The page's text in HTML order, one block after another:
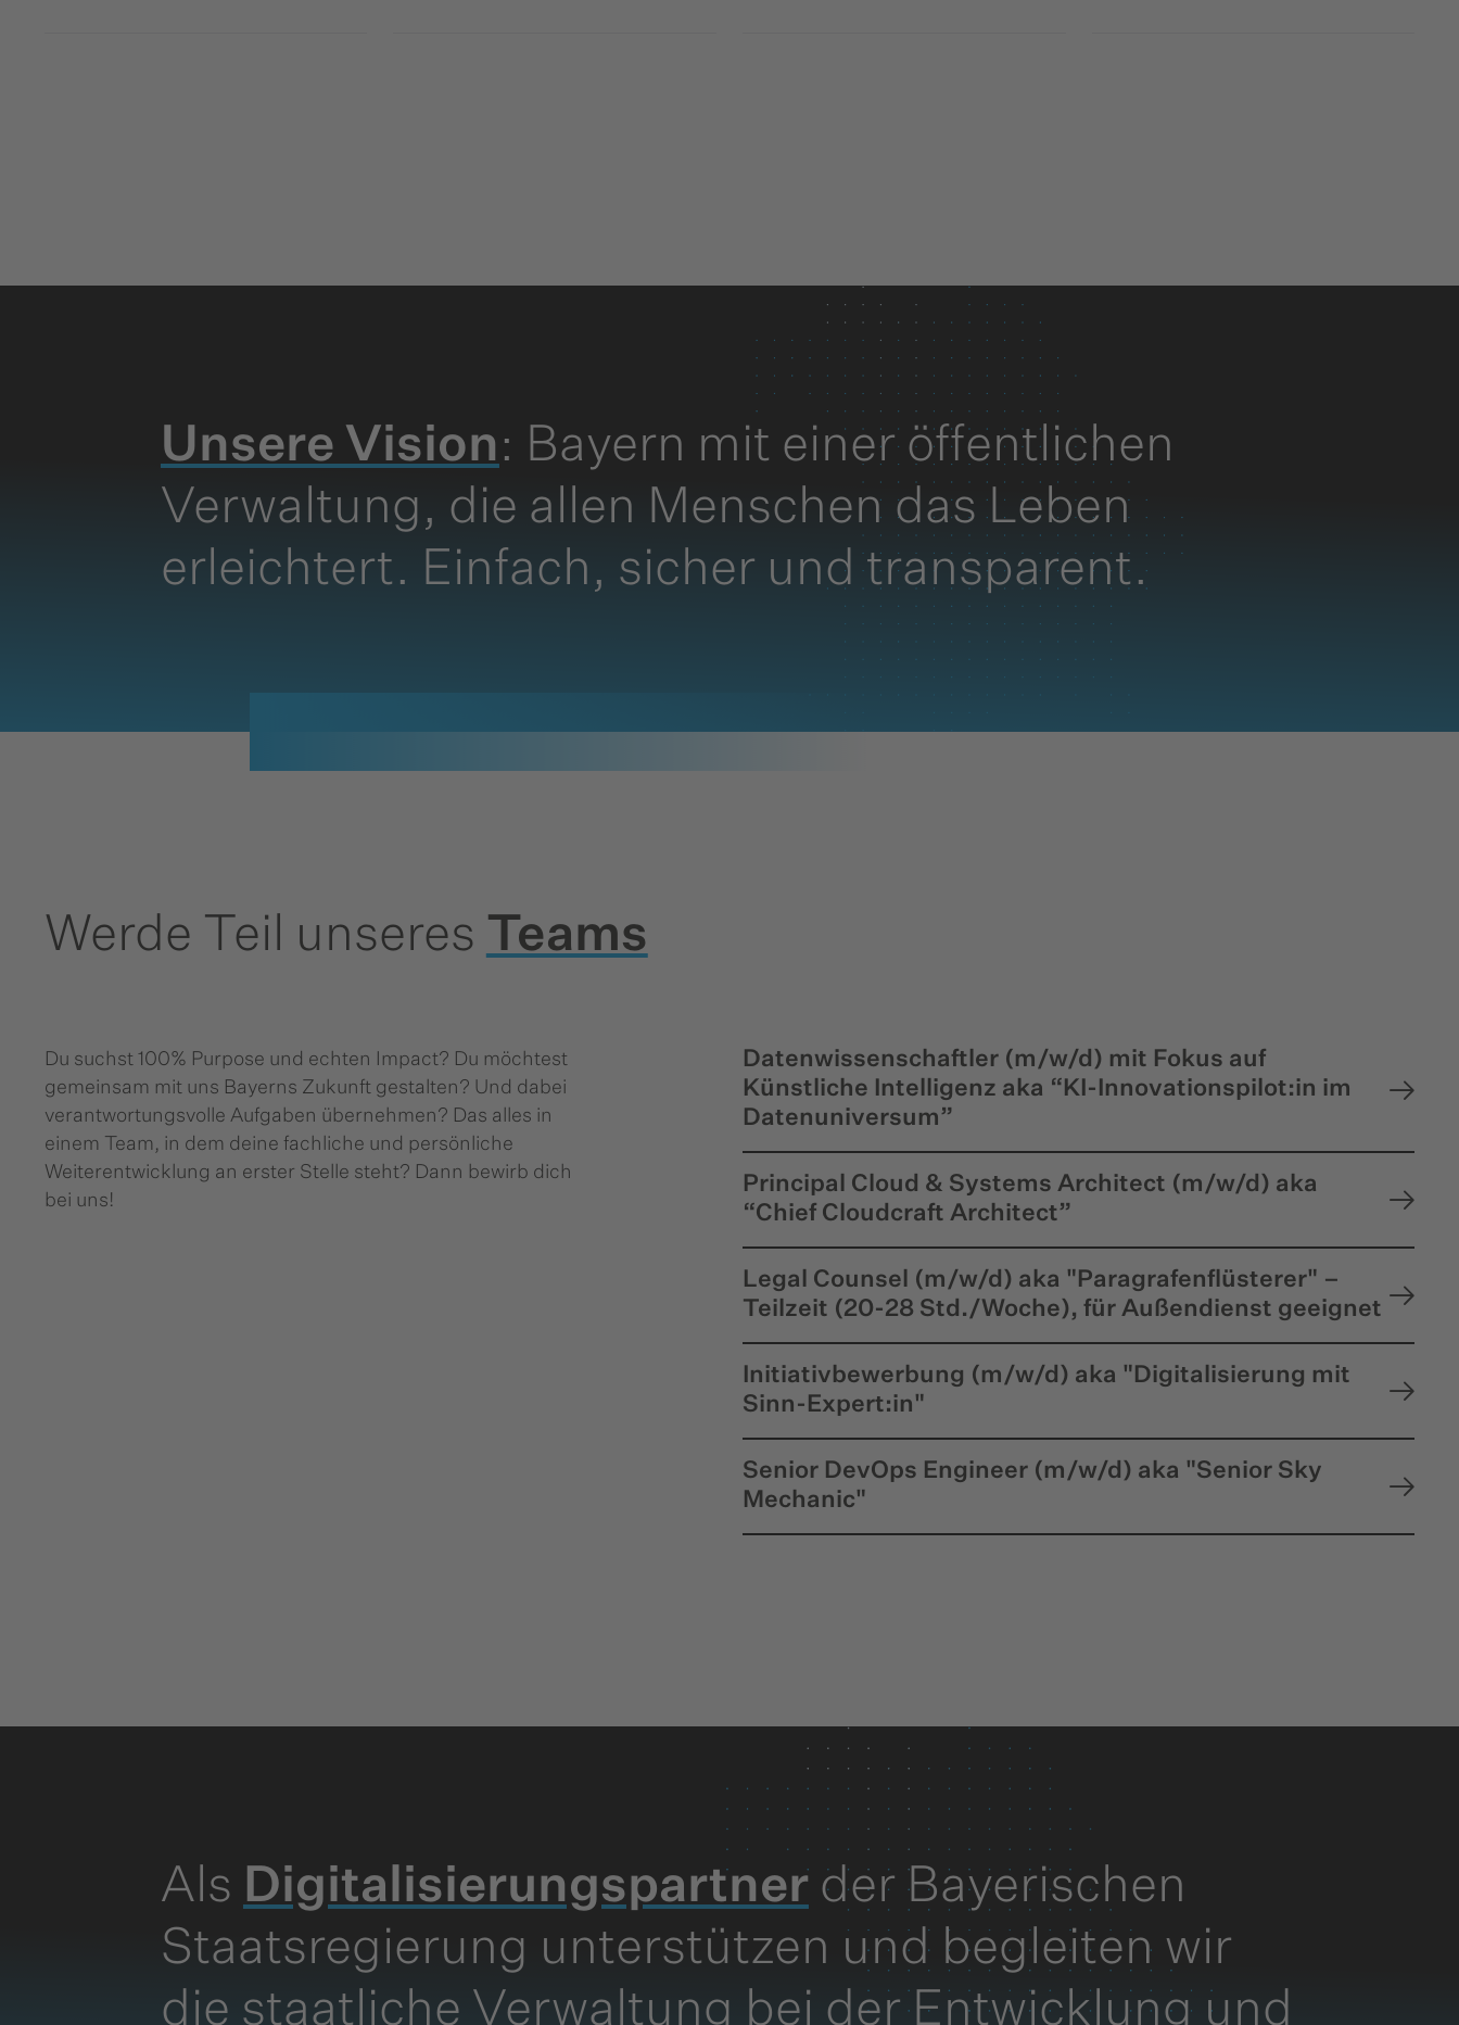
Unsere Vision: Bayern mit einer öffentlichen
Verwaltung, die allen Menschen das Leben
erleichtert. Einfach, sicher und transparent.
Werde Teil unseres Teams
Du suchst 100% Purpose und echten Impact? Du möchtest
gemeinsam mit uns Bayerns Zukunft gestalten? Und dabei
verantwortungsvolle Aufgaben übernehmen? Das alles in
einem Team, in dem deine fachliche und persönliche
Weiterentwicklung an erster Stelle steht? Dann bewirb dich
bei uns!
Datenwissenschaftler (m/w/d) mit Fokus auf
Künstliche Intelligenz aka “KI-Innovationspilot:in im
Datenuniversum”
Principal Cloud & Systems Architect (m/w/d) aka
“Chief Cloudcraft Architect”
Legal Counsel (m/w/d) aka "Paragrafenflüsterer" –
Teilzeit (20-28 Std./Woche), für Außendienst geeignet
Initiativbewerbung (m/w/d) aka "Digitalisierung mit
Sinn-Expert:in"
Senior DevOps Engineer (m/w/d) aka "Senior Sky
Mechanic"
Als Digitalisierungs­partnerder Bayerischen
Staatsregierung unterstützen und begleiten wir
die staatliche Verwaltung bei der Entwicklung und